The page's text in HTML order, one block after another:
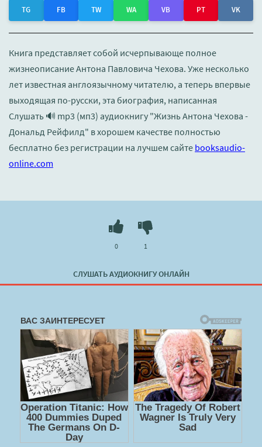
TG FB TW WA VB PT VK
Книга представляет собой исчерпывающе полное
жизнеописание Антона Павловича Чехова. Уже несколько
лет известная англоязычному читателю, а теперь впервые
выходящая по-русски, эта биография, написанная
Слушать 🔊 mp3 (мп3) аудиокнигу "Жизнь Антона Чехова -
Дональд Рейфилд" в хорошем качестве полностью
бесплатно без регистрации на лучшем сайте booksaudio-
online.com
СЛУШАТЬ АУДИОКНИГУ ОНЛАЙН
0 1